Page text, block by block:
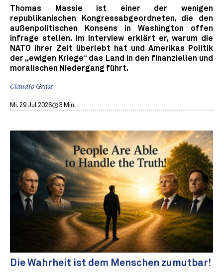
Thomas Massie ist einer der wenigen
republikanischen Kongressabgeordneten, die den
außenpolitischen Konsens in Washington offen
infrage stellen. Im Interview erklärt er, warum die
NATO ihrer Zeit überlebt hat und Amerikas Politik
der „ewigen Kriege“ das Land in den finanziellen und
moralischen Niedergang führt.
Claudio Grass
Mi. 29 Jul 2026 3 Min.
Die Wahrheit ist dem Menschen zumutbar!